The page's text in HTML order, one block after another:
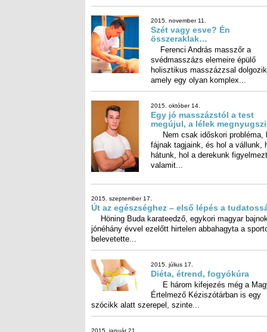
2015. november 11.
Szét vagy esve? Én
összeraklak…
Ferenci András masszőr a
svédmasszázs elemeire épülő
holisztikus masszázzsal dolgozik,
amely egy olyan komplex...
2015. október 14.
Egy jó masszázstól a test
megújul, a lélek
Nem csak időskori probléma,
fájnak tagjaink, és hol a vállunk,
hátunk, hol a derekunk
valamit...
2015. szeptember 17.
Út az egészséghez – első lépés a
Höning Buda karateedző, egykori magyar
jónéhány évvel ezelőtt hirtelen abbahagyta a sportot,
belevetette...
2015. július 17.
Diéta, étrend, fogyókúra
E három kifejezés még a
Értelmező Kéziszótárban is
szócikk alatt szerepel, szinte...
2015. január 21.